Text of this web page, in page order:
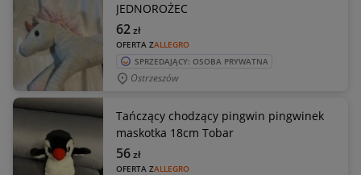
JEDNOROŻEC
OFERTA ZALLEGRO
62zł
SPRZEDAJĄCY: OSOBA PRYWATNA
Ostrzeszów
Tańczący chodzący pingwin pingwinek
maskotka 18cm Tobar
OFERTA ZALLEGRO
56zł